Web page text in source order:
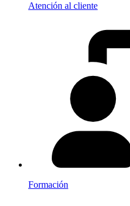
Atención al cliente
Formación